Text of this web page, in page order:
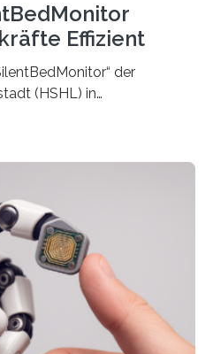
Effizient
der
(HSHL) in
sind oder in ihrer
Datenübertragung. Die
Begleitung
Das Ziel ist
Zustand der Person
Personen unterstützt
Alarm schlägt. „Die Idee